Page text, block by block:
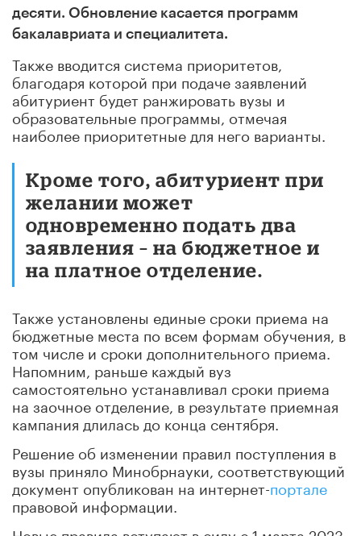
десяти. Обновление касается программ
бакалавриата и специалитета.
Также вводится система приоритетов,
благодаря которой при подаче заявлений
абитуриент будет ранжировать вузы и
образовательные программы, отмечая
наиболее приоритетные для него варианты.
Кроме того, абитуриент при
желании может
одновременно подать два
заявления – на бюджетное и
на платное отделение.
Также установлены единые сроки приема на
бюджетные места по всем формам обучения, в
том числе и сроки дополнительного приема.
Напомним, раньше каждый вуз
самостоятельно устанавливал сроки приема
на заочное отделение, в результате приемная
кампания длилась до конца сентября.
Решение об изменении правил поступления в
вузы приняло Минобрнауки, соответствующий
документ опубликован на интернет-портале
правовой информации.